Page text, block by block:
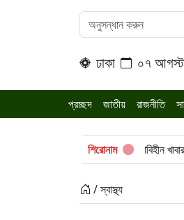
ঢাকা ০৭
প্রচ্ছদ জাতীয় রাজনীতি
শিরোনাম
জন্ডিস হলেই কি মসলাবিহীন খাবার খেতে
/ স্বাস্থ্য